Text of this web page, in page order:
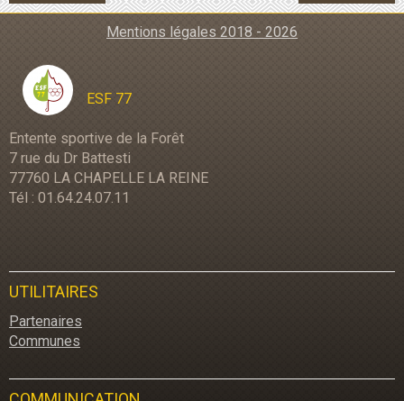
Mentions légales 2018 - 2026
ESF 77
Entente sportive de la Forêt
7 rue du Dr Battesti
77760 LA CHAPELLE LA REINE
Tél : 01.64.24.07.11
UTILITAIRES
Partenaires
Communes